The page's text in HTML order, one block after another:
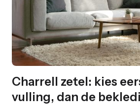
Charrell zetel: kies
vulling, dan de